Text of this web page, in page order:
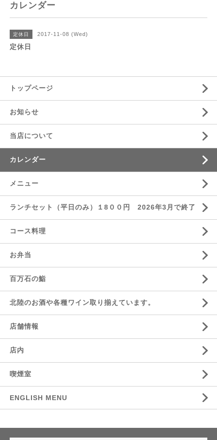
カレンダー
定休日 2017-11-08 (Wed)
定休日
トップページ
お知らせ
当店について
カレンダー
メニュー
ランチセット（平日のみ）１8００円 2026年3月で終了
コース料理
お弁当
百万石の鮨
北陸のお酒や各種ワイン取り揃えています。
店舗情報
店内
喫煙室
ENGLISH MENU